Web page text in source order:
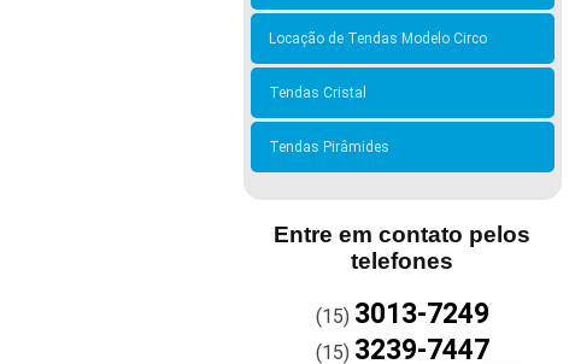
Locação de Tendas Modelo Circo
Tendas Cristal
Tendas Pirâmides
Entre em contato pelos
telefones
(15) 3013-7249
(15) 3239-7447